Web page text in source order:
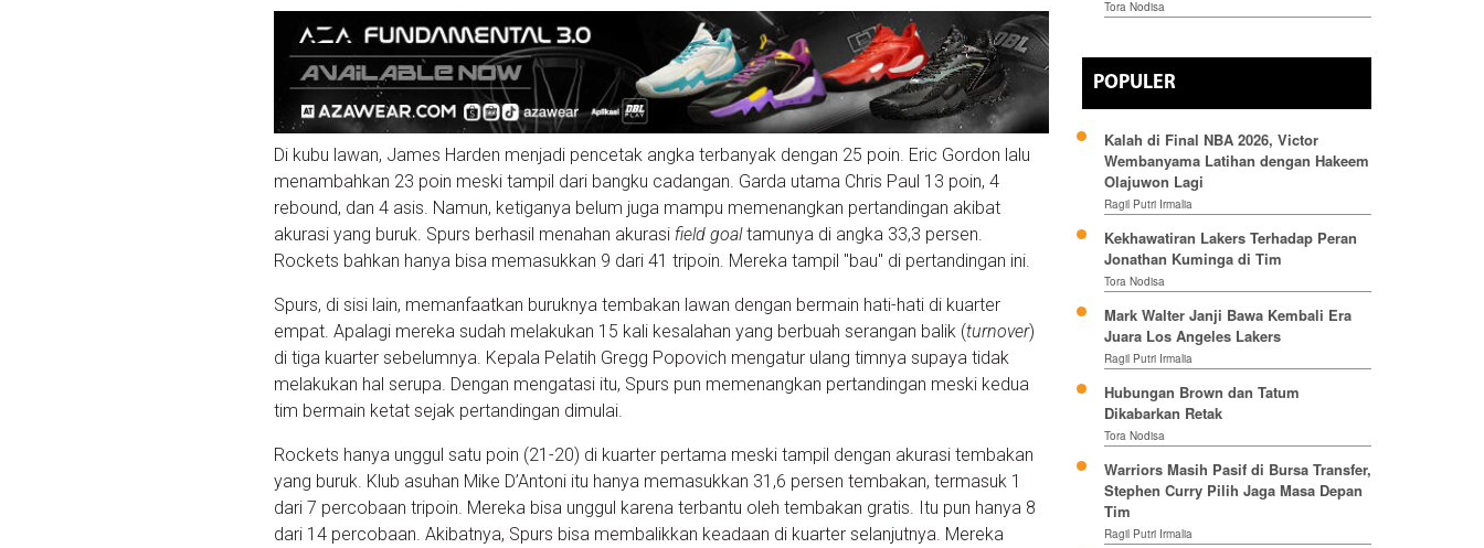
Di kubu lawan, James Harden menjadi pencetak angka terbanyak dengan 25 poin. Eric Gordon lalu
menambahkan 23 poin meski tampil dari bangku cadangan. Garda utama Chris Paul 13 poin, 4
rebound, dan 4 asis. Namun, ketiganya belum juga mampu memenangkan pertandingan akibat
akurasi yang buruk. Spurs berhasil menahan akurasi field goaltamunya di angka 33,3 persen.
Rockets bahkan hanya bisa memasukkan 9 dari 41 tripoin. Mereka tampil "bau" di pertandingan ini.
Spurs, di sisi lain, memanfaatkan buruknya tembakan lawan dengan bermain hati-hati di kuarter
empat. Apalagi mereka sudah melakukan 15 kali kesalahan yang berbuah serangan balik (turnover)
di tiga kuarter sebelumnya. Kepala Pelatih Gregg Popovich mengatur ulang timnya supaya tidak
melakukan hal serupa. Dengan mengatasi itu, Spurs pun memenangkan pertandingan meski kedua
tim bermain ketat sejak pertandingan dimulai.
Rockets hanya unggul satu poin (21-20) di kuarter pertama meski tampil dengan akurasi tembakan
yang buruk. Klub asuhan Mike D’Antoni itu hanya memasukkan 31,6 persen tembakan, termasuk 1
dari 7 percobaan tripoin. Mereka bisa unggul karena terbantu oleh tembakan gratis. Itu pun hanya 8
dari 14 percobaan. Akibatnya, Spurs bisa membalikkan keadaan di kuarter selanjutnya. Mereka
Tora Nodisa
POPULER
Kalah di Final NBA 2026, Victor
Wembanyama Latihan dengan Hakeem
Olajuwon Lagi
Ragil Putri Irmalia
Kekhawatiran Lakers Terhadap Peran
Jonathan Kuminga di Tim
Tora Nodisa
Mark Walter Janji Bawa Kembali Era
Juara Los Angeles Lakers
Ragil Putri Irmalia
Hubungan Brown dan Tatum
Dikabarkan Retak
Tora Nodisa
Warriors Masih Pasif di Bursa Transfer,
Stephen Curry Pilih Jaga Masa Depan
Tim
Ragil Putri Irmalia